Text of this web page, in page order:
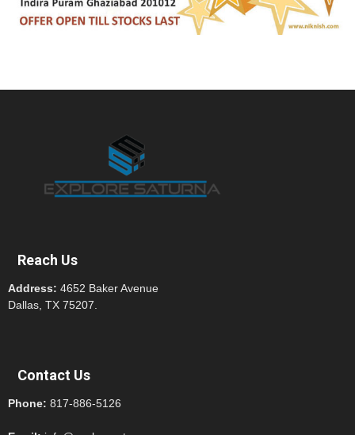
Reach Us
Address: 4652 Baker Avenue
Dallas, TX 75207.
Contact Us
Phone: 817-886-5126